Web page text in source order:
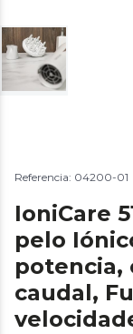
Referencia: 04200-01
IoniCare
pelo
potencia,
caudal,